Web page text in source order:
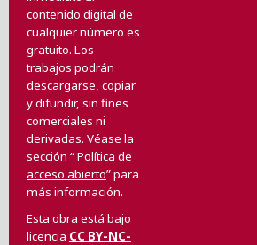
contenido digital de
cualquier número es
gratuito. Los
trabajos podrán
descargarse, copiar
y difundir, sin fines
comerciales ni
derivadas. Véase la
sección “Política de
acceso abierto” para
más información.
Esta obra está bajo
licencia CC BY-NC-